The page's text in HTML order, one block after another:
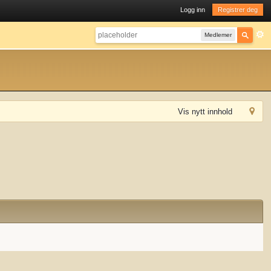
Logg inn Registrer deg
Medlemer
Vis nytt innhold